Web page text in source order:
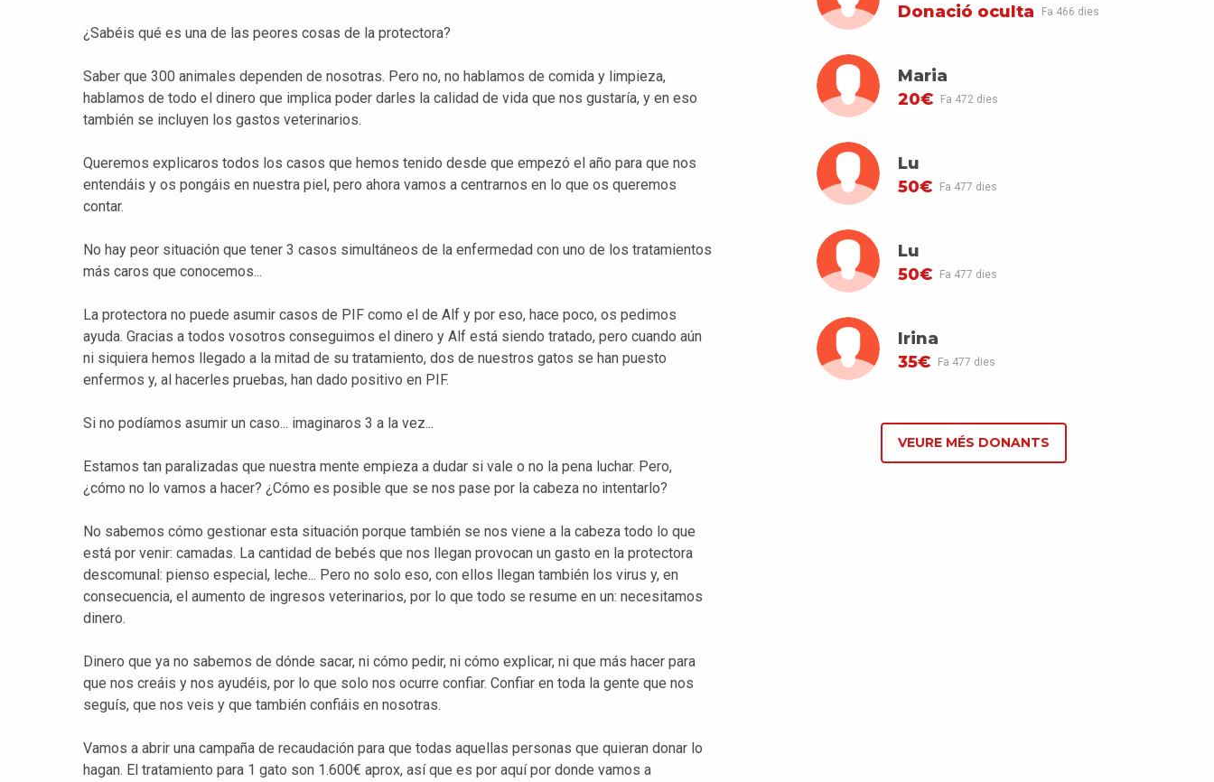
¿Sabéis qué es una de las peores cosas de la protectora?
Saber que 300 animales dependen de nosotras. Pero no, no hablamos de comida y limpieza,
hablamos de todo el dinero que implica poder darles la calidad de vida que nos gustaría, y en eso
también se incluyen los gastos veterinarios.
Queremos explicaros todos los casos que hemos tenido desde que empezó el año para que nos
entendáis y os pongáis en nuestra piel, pero ahora vamos a centrarnos en lo que os queremos
contar.
No hay peor situación que tener 3 casos simultáneos de la enfermedad con uno de los tratamientos
más caros que conocemos...
La protectora no puede asumir casos de PIF como el de Alf y por eso, hace poco, os pedimos
ayuda. Gracias a todos vosotros conseguimos el dinero y Alf está siendo tratado, pero cuando aún
ni siquiera hemos llegado a la mitad de su tratamiento, dos de nuestros gatos se han puesto
enfermos y, al hacerles pruebas, han dado positivo en PIF.
Si no podíamos asumir un caso... imaginaros 3 a la vez...
Estamos tan paralizadas que nuestra mente empieza a dudar si vale o no la pena luchar. Pero,
¿cómo no lo vamos a hacer? ¿Cómo es posible que se nos pase por la cabeza no intentarlo?
No sabemos cómo gestionar esta situación porque también se nos viene a la cabeza todo lo que
está por venir: camadas. La cantidad de bebés que nos llegan provocan un gasto en la protectora
descomunal: pienso especial, leche... Pero no solo eso, con ellos llegan también los virus y, en
consecuencia, el aumento de ingresos veterinarios, por lo que todo se resume en un: necesitamos
dinero.
Dinero que ya no sabemos de dónde sacar, ni cómo pedir, ni cómo explicar, ni que más hacer para
que nos creáis y nos ayudéis, por lo que solo nos ocurre confiar. Confiar en toda la gente que nos
seguís, que nos veis y que también confiáis en nosotras.
Vamos a abrir una campaña de recaudación para que todas aquellas personas que quieran donar lo
hagan. El tratamiento para 1 gato son 1.600€ aprox, así que es por aquí por donde vamos a
Donació oculta
Fa 466 dies
Maria
20€
Fa 472 dies
Lu
50€
Fa 477 dies
Lu
50€
Fa 477 dies
Irina
35€
Fa 477 dies
VEURE MÉS DONANTS